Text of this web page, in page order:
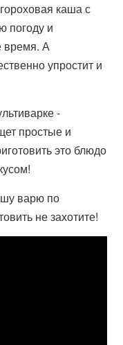
каша с
погоду и
время. А
упростит и
-
простые и
это блюдо
варю по
не захотите!